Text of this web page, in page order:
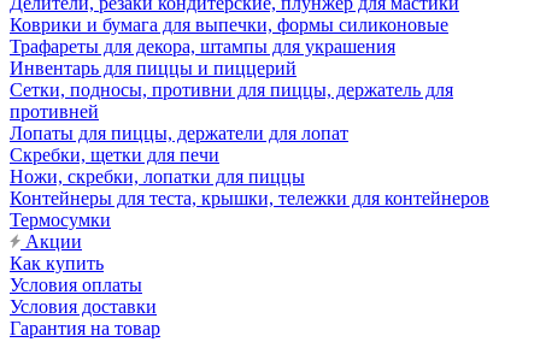
Коврики и бумага для выпечки, формы силиконовые
Трафареты для декора, штампы для украшения
Инвентарь для пиццы и пиццерий
Сетки, подносы, противни для пиццы, держатель для
противней
Лопаты для пиццы, держатели для лопат
Скребки, щетки для печи
Ножи, скребки, лопатки для пиццы
Контейнеры для теста, крышки, тележки для контейнеров
Термосумки
Акции
Как купить
Условия оплаты
Условия доставки
Гарантия на товар